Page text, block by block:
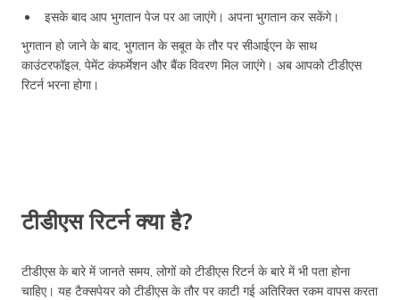
इसके बाद आप भुगतान पेज पर आ जाएंगे। अपना भुगतान कर सकेंगे।
भुगतान हो जाने के बाद, भुगतान के सबूत के तौर पर सीआईएन के साथ
काउंटरफॉइल, पेमेंट कंफर्मेशन और बैंक विवरण मिल जाएंगे। अब आपको टीडीएस
रिटर्न भरना होगा।
टीडीएस रिटर्न क्या है?
टीडीएस के बारे में जानते समय, लोगों को टीडीएस रिटर्न के बारे में भी पता होना
चाहिए। यह टैक्सपेयर को टीडीएस के तौर पर काटी गई अतिरिक्त रकम वापस करता